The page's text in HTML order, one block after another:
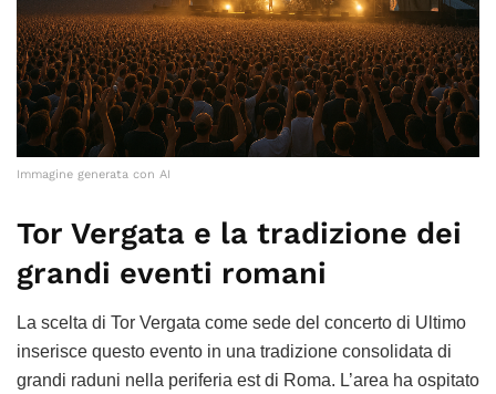
Immagine generata con AI
Tor Vergata e la tradizione dei
grandi eventi romani
La scelta di Tor Vergata come sede del concerto di Ultimo
inserisce questo evento in una tradizione consolidata di
grandi raduni nella periferia est di Roma. L’area ha ospitato